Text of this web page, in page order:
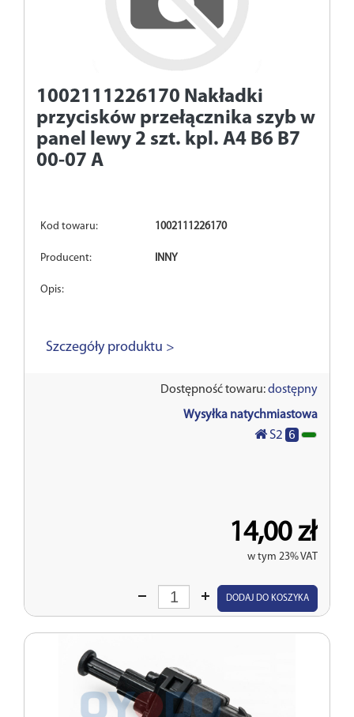
1002111226170 Nakładki
przycisków przełącznika szyb w
panel lewy 2 szt. kpl. A4 B6 B7
00-07 A
Kod towaru: 1002111226170
Producent: INNY
Opis:
Szczegóły produktu >
Dostępność towaru:dostępny
Wysyłka natychmiastowa
S2 6
14,00 zł
w tym 23% VAT
Wprowadź
DODAJ DO KOSZYKA